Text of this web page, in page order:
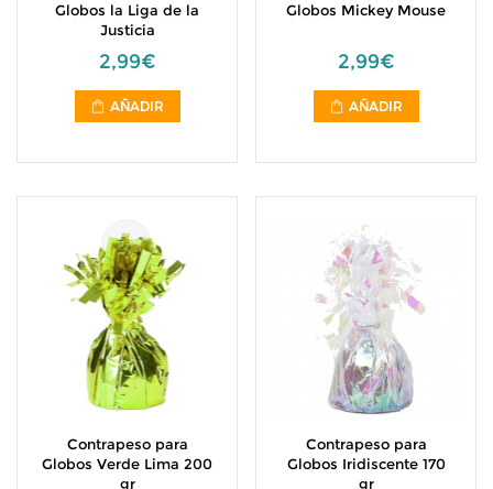
Globos la Liga de la
Justicia
2,99€
AÑADIR
Globos Mickey Mouse
2,99€
AÑADIR
Contrapeso para
Globos Verde Lima 200
gr
Contrapeso para
Globos Iridiscente 170
gr